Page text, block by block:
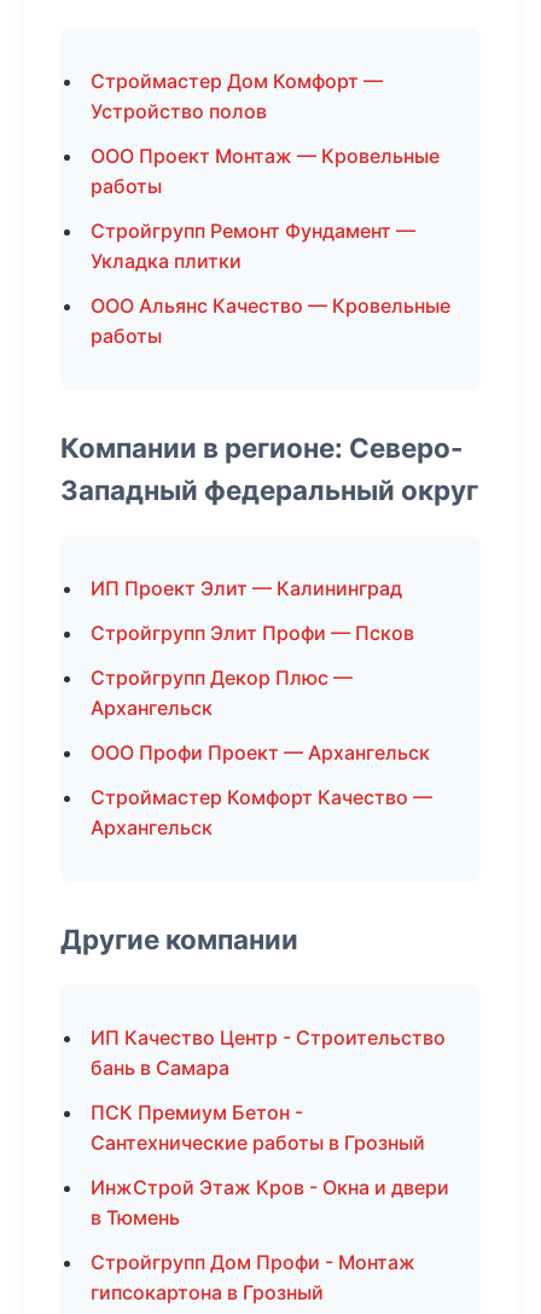
Строймастер Дом Комфорт —
Устройство полов
ООО Проект Монтаж — Кровельные
работы
Стройгрупп Ремонт Фундамент —
Укладка плитки
ООО Альянс Качество — Кровельные
работы
Компании в регионе: Северо-
Западный федеральный округ
ИП Проект Элит — Калининград
Стройгрупп Элит Профи — Псков
Стройгрупп Декор Плюс —
Архангельск
ООО Профи Проект — Архангельск
Строймастер Комфорт Качество —
Архангельск
Другие компании
ИП Качество Центр - Строительство
бань в Самара
ПСК Премиум Бетон -
Сантехнические работы в Грозный
ИнжСтрой Этаж Кров - Окна и двери
в Тюмень
Стройгрупп Дом Профи - Монтаж
гипсокартона в Грозный